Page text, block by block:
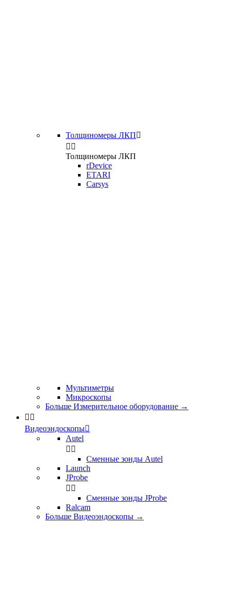
Толщиномеры ЛКП
 
Толщиномеры ЛКП
rDevice
ETARI
Carsys
Мультиметры
Микроскопы
Больше Измерительное оборудование →
 
Видеоэндоскопы
Autel
 
Сменные зонды Autel
Launch
JProbe
 
Сменные зонды JProbe
Ralcam
Больше Видеоэндоскопы →